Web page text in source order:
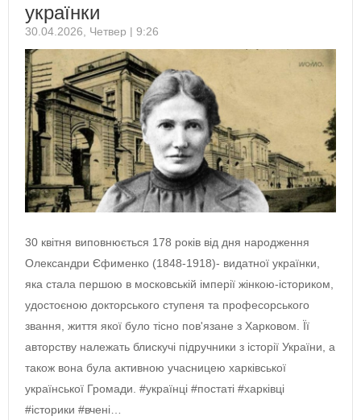
українки
30.04.2026, Четвер | 9:26
30 квітня виповнюється 178 років від дня народження
Олександри Єфименко (1848-1918)- видатної українки,
яка стала першою в московській імперії жінкою-істориком,
удостоєною докторського ступеня та професорського
звання, життя якої було тісно пов'язане з Харковом. Її
авторству належать блискучі підручники з історії України, а
також вона була активною учасницею харківської
української Громади. #українці #постаті #харківці
#історики #вчені…